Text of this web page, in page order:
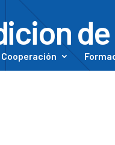
Cooperación